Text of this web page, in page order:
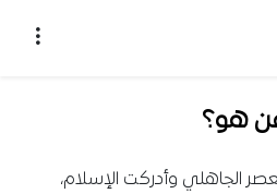
هو؟
الجاهلي وأدركت الإسلام،